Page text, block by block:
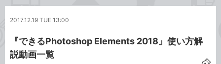
ネ
ト
2017.12.19 TUE 13:00
『できるPhotoshop Elements 2018』使い方解
説動画一覧